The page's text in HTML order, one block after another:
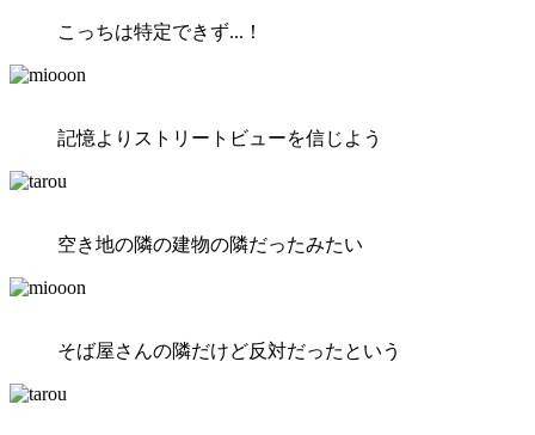
こっちは特定できず...！
記憶よりストリートビューを信じよう
空き地の隣の建物の隣だったみたい
そば屋さんの隣だけど反対だったという